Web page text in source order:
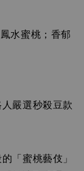
水蜜桃；香郁
嚴選秒殺豆款
「蜜桃藝伎」